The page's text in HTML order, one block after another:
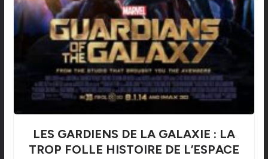
LES GARDIENS DE LA GALAXIE : LA
TROP FOLLE HISTOIRE DE L’ESPACE